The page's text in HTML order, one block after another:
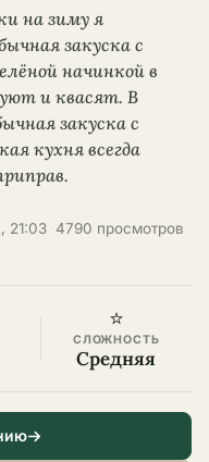
на зиму я
закуска с
начинкой в
и квасят. В
закуска с
кухня всегда
21:03 4790 просмотров
⭐
СЛОЖНОСТЬ
Средняя